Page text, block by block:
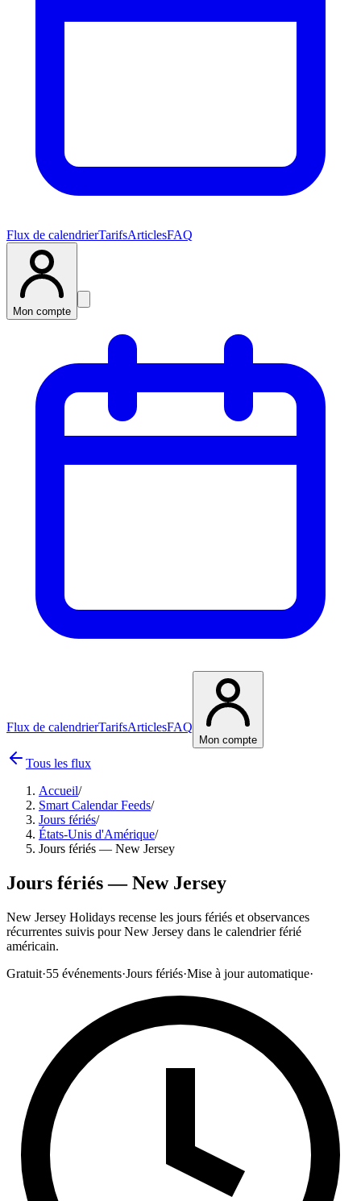
Flux de calendrierTarifsArticlesFAQ
Mon compte
Flux de calendrierTarifsArticlesFAQ
Mon compte
Tous les flux
Accueil/
Smart Calendar Feeds/
Jours fériés/
États-Unis d'Amérique/
Jours fériés — New Jersey
Jours fériés — New Jersey
New Jersey Holidays recense les jours fériés et observances
récurrentes suivis pour New Jersey dans le calendrier férié
américain.
Gratuit·55 événements·Jours fériés·Mise à jour automatique·